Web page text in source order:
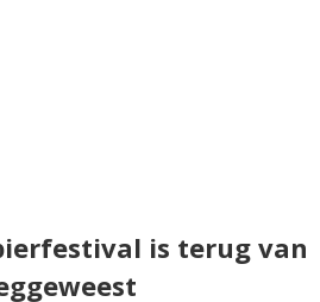
is terug van